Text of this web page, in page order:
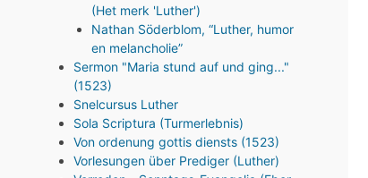
(Het merk 'Luther')
Nathan Söderblom, “Luther, humor
en melancholie”
Sermon "Maria stund auf und ging..."
(1523)
Snelcursus Luther
Sola Scriptura (Turmerlebnis)
Von ordenung gottis diensts (1523)
Vorlesungen über Prediger (Luther)